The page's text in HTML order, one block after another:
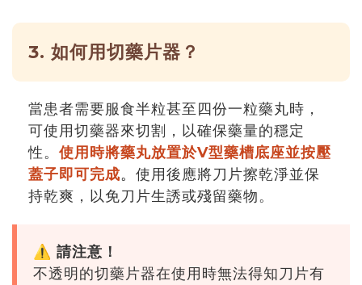
3. 如何用切藥片器？
當患者需要服食半粒甚至四份一粒藥丸時，
可使用切藥器來切割，以確保藥量的穩定
性。 使用時將藥丸放置於V型藥槽底座並按壓
蓋子即可完成。 使用後應將刀片擦乾淨並保
持乾爽，以免刀片生誘或殘留藥物。
⚠️ 請注意！
不透明的切藥片器在使用時無法得知刀片有